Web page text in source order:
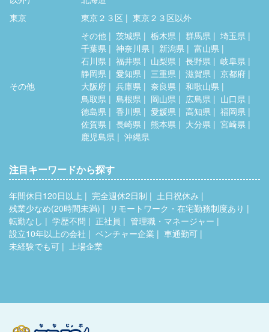
東京
東京２３区 東京２３区以外
その他
その他 茨城県 栃木県 群馬県
埼玉県
千葉県
神奈川県 新潟県
富山県
石川県
福井県 山梨県 長野県
岐阜県
静岡県
愛知県 三重県 滋賀県
京都府
大阪府
兵庫県 奈良県
和歌山県
鳥取県
島根県 岡山県 広島県
山口県
徳島県
香川県 愛媛県 高知県
福岡県
佐賀県
長崎県 熊本県 大分県
宮崎県
鹿児島県
沖縄県
注目キーワードから探す
年間休日120日以上 完全週休2日制
土日祝休み
残業少なめ(20時間未満)
リモートワーク・在宅勤務制度あり
転勤なし
学歴不問 正社員
管理職・マネージャー
設立10年以上の会社
ベンチャー企業
車通勤可
未経験でも可
上場企業